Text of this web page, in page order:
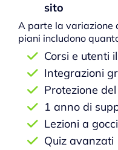
sito
A parte la variazione
piani includono
Corsi e utenti
Integrazioni
Protezione
1 anno di
Lezioni a
Quiz avanzati